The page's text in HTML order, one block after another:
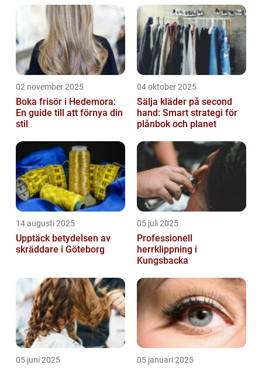
02 november 2025
Boka frisör i Hedemora:
En guide till att förnya din
stil
04 oktober 2025
Sälja kläder på second
hand: Smart strategi för
plånbok och planet
14 augusti 2025
Upptäck betydelsen av
skräddare i Göteborg
05 juli 2025
Professionell
herrklippning i
Kungsbacka
05 juni 2025 05 januari 2025